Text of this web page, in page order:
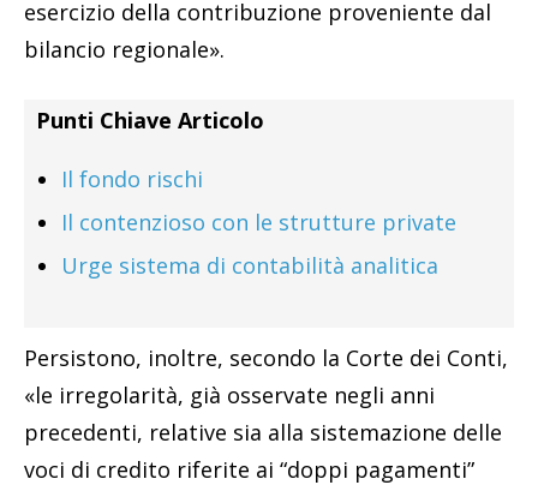
esercizio della contribuzione proveniente dal
bilancio regionale».
Punti Chiave Articolo
Il fondo rischi
Il contenzioso con le strutture private
Urge sistema di contabilità analitica
Persistono, inoltre, secondo la Corte dei Conti,
«le irregolarità, già osservate negli anni
precedenti, relative sia alla sistemazione delle
voci di credito riferite ai “doppi pagamenti”